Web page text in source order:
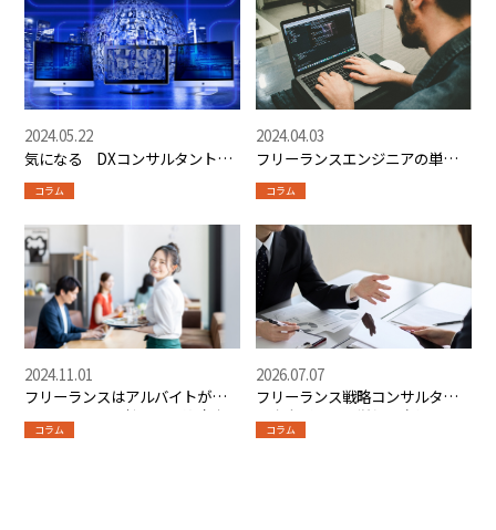
気になる DXコンサルタントっ
てどんな仕事？
2024.05.22
コラム
フリーランスエンジニアの単価
を上げるには？おすすめエージ
ェントサイト4選も
2024.04.03
コラム
フリーランスはアルバイトがで
きるのか？掛け持ちする注意点
や社会保険を解説
2024.11.01
コラム
フリーランス戦略コンサルタン
ト完全ガイド【単価・案件・ス
キル・将来性】
2026.07.07
コラム